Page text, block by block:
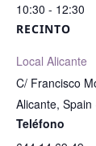
10:30 - 12:30
RECINTO
Local Alicante
C/ Francisco
Alicante, Spain
Teléfono